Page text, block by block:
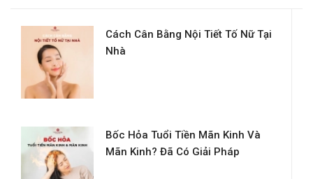
Cách Cân Bằng Nội Tiết Tố Nữ Tại
Nhà
Bốc Hỏa Tuổi Tiền Mãn Kinh Và
Mãn Kinh? Đã Có Giải Pháp